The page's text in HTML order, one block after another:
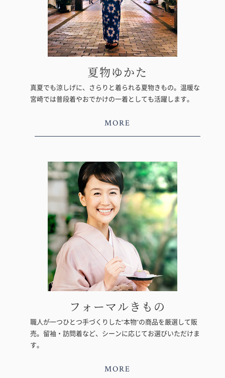
夏物ゆかた
真夏でも涼しげに、さらりと着られる夏物きもの。温暖な
宮崎では普段着やおでかけの一着としても活躍します。
MORE
フォーマルきもの
職人が一つひとつ手づくりした“本物”の商品を厳選して販
売。留袖・訪問着など、シーンに応じてお選びいただけま
す。
MORE